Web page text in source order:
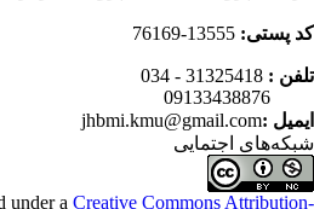
پستی: 13555-76169
:
31325418 - 034
:
jhbmi.kmu@gmail.com
اجتمایی
under aCreative Commons